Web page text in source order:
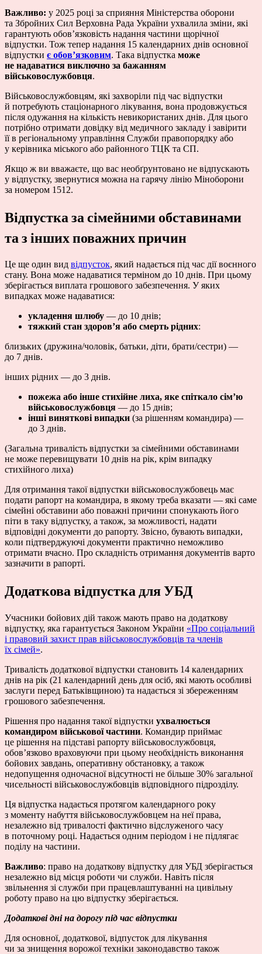
Важливо: у 2025 році за сприяння Міністерства оборони
та Збройних Сил Верховна Рада України ухвалила зміни, які
гарантують обов’язковість надання частини щорічної
відпустки. Тож тепер надання 15 календарних днів основної
відпустки є обов’язковим. Така відпустка може
не надаватися виключно за бажанням
військовослужбовця.
Військовослужбовцям, які захворіли під час відпустки
й потребують стаціонарного лікування, вона продовжується
після одужання на кількість невикористаних днів. Для цього
потрібно отримати довідку від медичного закладу і завірити
її в регіональному управління Служби правопорядку або
у керівника міського або районного ТЦК та СП.
Якщо ж ви вважаєте, що вас необґрунтовано не відпускають
у відпустку, звернутися можна на гарячу лінію Міноборони
за номером 1512.
Відпустка за сімейними обставинами
та з інших поважних причин
Це ще один вид відпусток, який надається під час дії воєнного
стану. Вона може надаватися терміном до 10 днів. При цьому
зберігається виплата грошового забезпечення. У яких
випадках може надаватися:
укладення шлюбу — до 10 днів;
тяжкий стан здоров’я або смерть рідних:
близьких (дружина/чоловік, батьки, діти, брати/сестри) —
до 7 днів.
інших рідних — до 3 днів.
пожежа або інше стихійне лиха, яке спіткало сім’ю
військовослужбовця — до 15 днів;
інші виняткові випадки (за рішенням командира) —
до 3 днів.
(Загальна тривалість відпустки за сімейними обставинами
не може перевищувати 10 днів на рік, крім випадку
стихійного лиха)
Для отримання такої відпустки військовослужбовець має
подати рапорт на командира, в якому треба вказати — які саме
сімейні обставини або поважні причини спонукають його
піти в таку відпустку, а також, за можливості, надати
відповідні документи до рапорту. Звісно, бувають випадки,
коли підтверджуючі документи практично неможливо
отримати вчасно. Про складність отримання документів варто
зазначити в рапорті.
Додаткова відпустка для УБД
Учасники бойових дій також мають право на додаткову
відпустку, яка гарантується Законом України «Про соціальний
і правовий захист прав військовослужбовців та членів
їх сімей».
Тривалість додаткової відпустки становить 14 календарних
днів на рік (21 календарний день для осіб, які мають особливі
заслуги перед Батьківщиною) та надається зі збереженням
грошового забезпечення.
Рішення про надання такої відпустки ухвалюється
командиром військової частини. Командир приймає
це рішення на підставі рапорту військовослужбовця,
обов’язково враховуючи при цьому необхідність виконання
бойових завдань, оперативну обстановку, а також
недопущення одночасної відсутності не більше 30% загальної
чисельності військовослужбовців відповідного підрозділу.
Ця відпустка надається протягом календарного року
з моменту набуття військовослужбовцем на неї права,
незалежно від тривалості фактично відслуженого часу
в поточному році. Надається одним періодом і не підлягає
поділу на частини.
Важливо: право на додаткову відпустку для УБД зберігається
незалежно від місця роботи чи служби. Навіть після
звільнення зі служби при працевлаштуванні на цивільну
роботу право на цю відпустку зберігається.
Додаткові дні на дорогу під час відпустки
Для основної, додаткової, відпусток для лікування
чи за знищення ворожої техніки законодавство також